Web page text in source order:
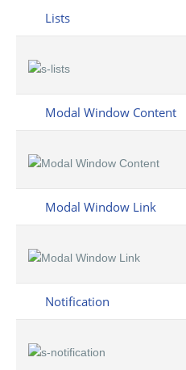
Lists
Modal Window Content
Modal Window Link
Notification